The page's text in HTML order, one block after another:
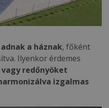
a háznak, főként
Ilyenkor érdemes
redőnyöket
izgalmas